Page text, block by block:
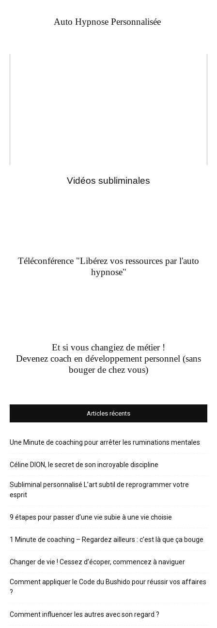
Auto Hypnose Personnalisée
Vidéos subliminales
Téléconférence "Libérez vos ressources par l'auto
hypnose"
Et si vous changiez de métier !
Devenez coach en développement personnel (sans
bouger de chez vous)
Articles récents
Une Minute de coaching pour arrêter les ruminations mentales
Céline DION, le secret de son incroyable discipline
Subliminal personnalisé L’art subtil de reprogrammer votre
esprit
9 étapes pour passer d’une vie subie à une vie choisie
1 Minute de coaching – Regardez ailleurs : c’est là que ça bouge
Changer de vie ! Cessez d’écoper, commencez à naviguer
Comment appliquer le Code du Bushido pour réussir vos affaires
?
Comment influencer les autres avec son regard ?